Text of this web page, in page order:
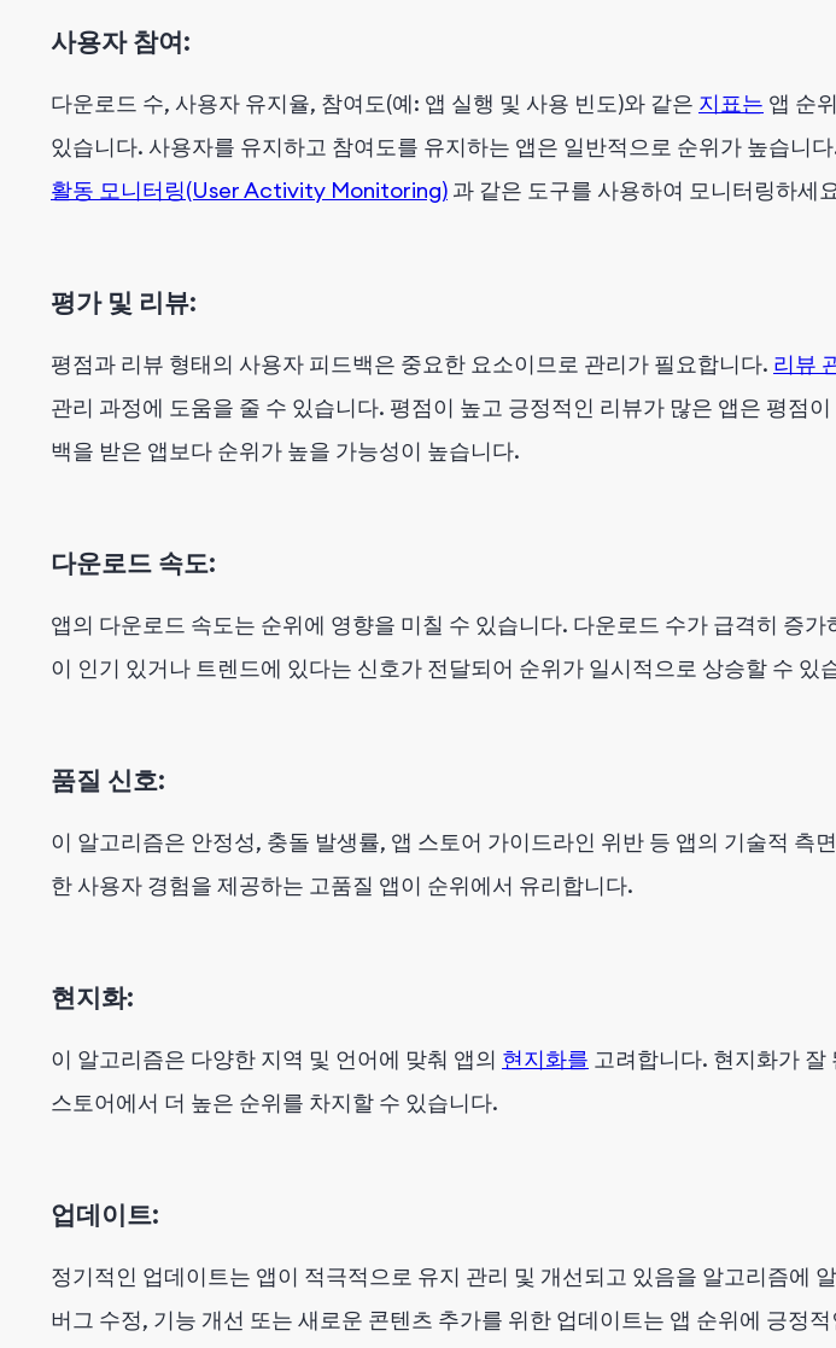
사용자 참여:
다운로드 수, 사용자 유지율, 참여도(예: 앱 실행 및 사용 빈도)와 같은 지표는 앱 순
있습니다. 사용자를 유지하고 참여도를 유지하는 앱은 일반적으로 순위가 높습니
활동 모니터링(User Activity Monitoring) 과 같은 도구를 사용하여 모니터링하세
평가 및 리뷰:
평점과 리뷰 형태의 사용자 피드백은 중요한 요소이므로 관리가 필요합니다. 리뷰
관리 과정에 도움을 줄 수 있습니다. 평점이 높고 긍정적인 리뷰가 많은 앱은 평점
백을 받은 앱보다 순위가 높을 가능성이 높습니다.
다운로드 속도:
앱의 다운로드 속도는 순위에 영향을 미칠 수 있습니다. 다운로드 수가 급격히 증가
이 인기 있거나 트렌드에 있다는 신호가 전달되어 순위가 일시적으로 상승할 수 있
품질 신호:
이 알고리즘은 안정성, 충돌 발생률, 앱 스토어 가이드라인 위반 등 앱의 기술적 측
한 사용자 경험을 제공하는 고품질 앱이 순위에서 유리합니다.
현지화:
이 알고리즘은 다양한 지역 및 언어에 맞춰 앱의 현지화를 고려합니다. 현지화가 잘
스토어에서 더 높은 순위를 차지할 수 있습니다.
업데이트:
정기적인 업데이트는 앱이 적극적으로 유지 관리 및 개선되고 있음을 알고리즘에
버그 수정, 기능 개선 또는 새로운 콘텐츠 추가를 위한 업데이트는 앱 순위에 긍정